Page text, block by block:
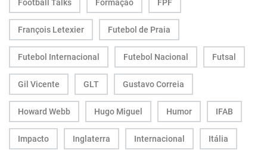
Football Talks Formação FPF
François Letexier Futebol de Praia
Futebol Internacional Futebol Nacional Futsal
Gil Vicente GLT Gustavo Correia
Howard Webb Hugo Miguel Humor IFAB
Impacto Inglaterra Internacional Itália